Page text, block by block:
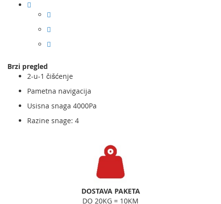
Brzi pregled
2-u-1 čišćenje
Pametna navigacija
Usisna snaga 4000Pa
Razine snage: 4
DOSTAVA PAKETA
DO 20KG = 10KM